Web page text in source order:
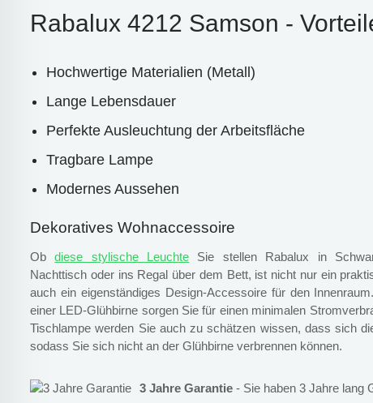
Rabalux 4212 Samson -
Hochwertige Materialien (Metall)
Lange Lebensdauer
Perfekte Ausleuchtung der Arbeitsfläche
Tragbare Lampe
Modernes Aussehen
Dekoratives Wohnaccessoire
Obdiese stylische Leuchte Sie stellen Rabalux in
Nachttisch oder ins Regal über dem Bett, ist nicht nur ein
auch ein eigenständiges Design-Accessoire für den
einer LED-Glühbirne sorgen Sie für einen minimalen
Tischlampe werden Sie auch zu schätzen wissen, dass sich
sodass Sie sich nicht an der Glühbirne verbrennen können.
3 Jahre Garantie - Sie haben 3 Jahre lang